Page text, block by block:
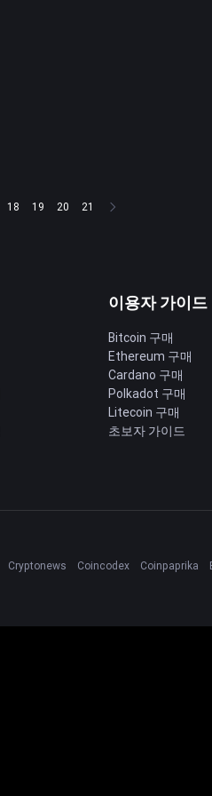
18 19 20 21
이용자 가이드
Bitcoin 구매
Ethereum 구매
Cardano 구매
Polkadot 구매
Litecoin 구매
초보자 가이드
Cryptonews Coincodex Coinpaprika